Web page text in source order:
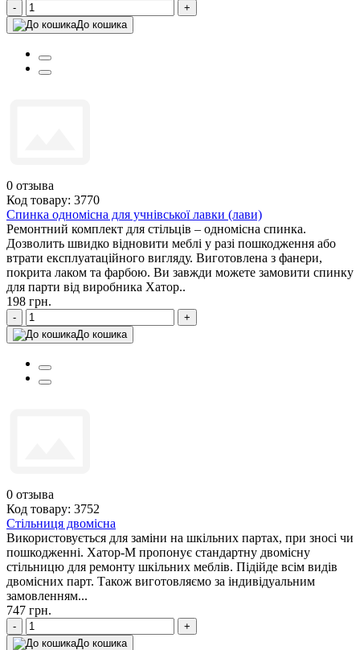
-
+
До кошика
0 отзыва
Код товару: 3770
Спинка одномісна для учнівської лавки (лави)
Ремонтний комплект для стільців – одномісна спинка.
Дозволить швидко відновити меблі у разі пошкодження або
втрати експлуатаційного вигляду. Виготовлена з фанери,
покрита лаком та фарбою. Ви завжди можете замовити спинку
для парти від виробника Хатор..
198 грн.
-
+
До кошика
0 отзыва
Код товару: 3752
Стільниця двомісна
Використовується для заміни на шкільних партах, при зносі чи
пошкодженні. Хатор-М пропонує стандартну двомісну
стільницю для ремонту шкільних меблів. Підійде всім видів
двомісних парт. Також виготовляємо за індивідуальним
замовленням...
747 грн.
-
+
До кошика